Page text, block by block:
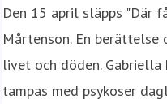
Den 15 april släpps "Där
Mårtenson. En berättelse
livet och döden.
tampas med psykoser